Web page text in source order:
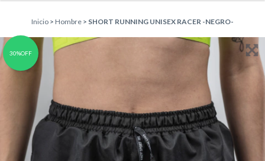
Inicio > Hombre > SHORT RUNNING UNISEX RACER -NEGRO-
30%OFF